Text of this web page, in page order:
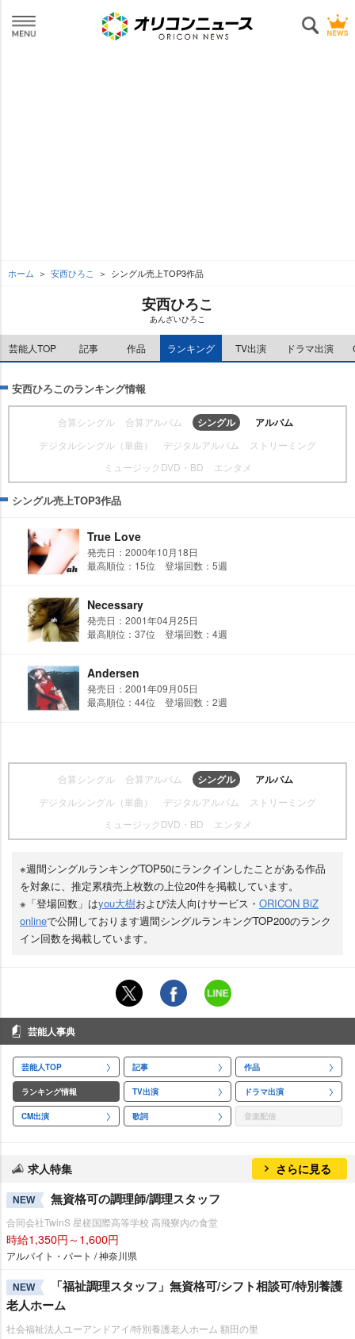
ホーム 安西ひろこ シングル売上TOP3作品
安西ひろこ
あんざいひろこ
芸能人TOP 記事 作品 ランキング TV出演 ドラマ出演
安西ひろこのランキング情報
合算シングル 合算アルバム シングル アルバム
デジタルシングル（単曲） デジタルアルバム
ストリーミング
ミュージックDVD・BD
エンタメ
シングル売上TOP3作品
True Love
発売日：2000年10月18日
最高順位：15位 登場回数：5週
Necessary
発売日：2001年04月25日
最高順位：37位 登場回数：4週
Andersen
発売日：2001年09月05日
最高順位：44位 登場回数：2週
合算シングル 合算アルバム シングル アルバム
デジタルシングル（単曲） デジタルアルバム
ストリーミング
ミュージックDVD・BD
エンタメ
※週間シングルランキングTOP50にランクインしたことがある作品
を対象に、推定累積売上枚数の上位20件を掲載しています。
※「登場回数」はyou大樹および法人向けサービス・ ORICON BiZ
onlineで公開しております週間シングルランキングTOP200のランク
イン回数を掲載しています。
芸能人事典
芸能人TOP 記事 作品
ランキング情報 TV出演 ドラマ出演
CM出演 歌詞 音楽配信
求人特集 さらに見る
NEW 無資格可の調理師/調理スタッフ
合同会社TwinS 星槎国際高等学校 高飛寮内の食堂
時給1,350円～1,600円
アルバイト・パート / 神奈川県
NEW
「福祉調理スタッフ」無資格可/シフト相談可/特別養護
老人ホーム
社会福祉法人ユーアンドアイ/特別養護老人ホーム 額田の里